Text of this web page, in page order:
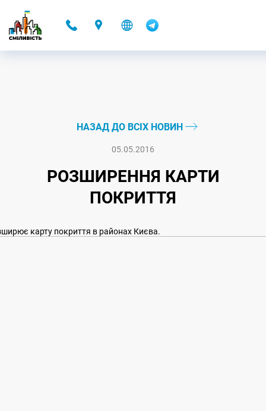
НАЗАД ДО ВСІХ НОВИН
05.05.2016
РОЗШИРЕННЯ КАРТИ
ПОКРИТТЯ
карту покриття в районах Києва.